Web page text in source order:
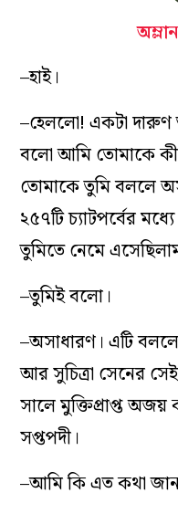
–হাই।
–হেললো! একটা দারুণ
বলো আমি তোমাকে
তোমাকে তুমি বললে
২৫৭টি চ্যাটপর্বের
তুমিতে নেমে
–তুমিই বলো।
–অসাধারণ। এটি
আর সুচিত্রা সেনের
সালে মুক্তিপ্রাপ্ত
সপ্তপদী।
–আমি কি এত কথা